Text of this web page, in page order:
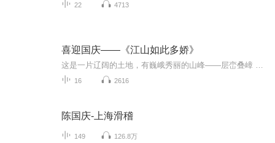
22 4713
喜迎国庆——《江山如此多娇》
16 2616
陈国庆-上海滑稽
149 126.8万